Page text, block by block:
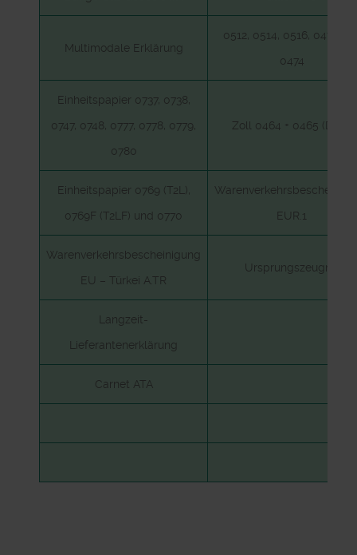
Multimodale Erklärung
0512, 0514, 0516, 0472
0474
Einheitspapier 0737, 0738,
0747, 0748, 0777, 0778, 0779,
0780
Zoll 0464 + 0465 (D.V.1)
Einheitspapier 0769 (T2L),
0769F (T2LF) und 0770
EUR.1
Warenverkehrsbescheinigung
EU – Türkei A.TR
Ursprungszeugnis
Langzeit-
Lieferantenerklärung
Carnet ATA